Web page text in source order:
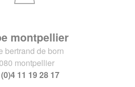
montpellier
bertrand de born
montpellier
11 19 28 17